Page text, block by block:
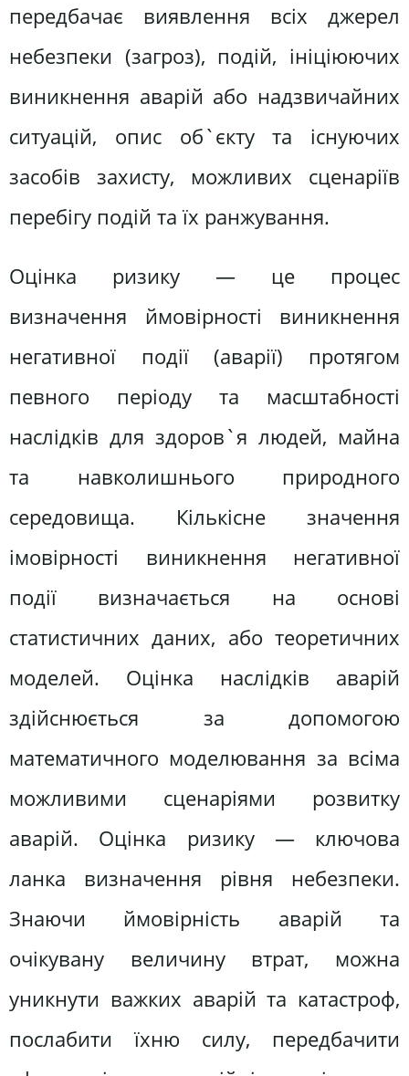
передбачає виявлення всіх джерел
небезпеки (загроз), подій, ініціюючих
виникнення аварій або надзвичайних
ситуацій, опис об`єкту та існуючих
засобів захисту, можливих сценаріїв
перебігу подій та їх ранжування.
Оцінка ризику — це процес
визначення ймовірності виникнення
негативної події (аварії) протягом
певного періоду та масштабності
наслідків для здоров`я людей, майна
та навколишнього природного
середовища. Кількісне значення
імовірності виникнення негативної
події визначається на основі
статистичних даних, або теоретичних
моделей. Оцінка наслідків аварій
здійснюється за допомогою
математичного моделювання за всіма
можливими сценаріями розвитку
аварій. Оцінка ризику — ключова
ланка визначення рівня небезпеки.
Знаючи ймовірність аварій та
очікувану величину втрат, можна
уникнути важких аварій та катастроф,
послабити їхню силу, передбачити